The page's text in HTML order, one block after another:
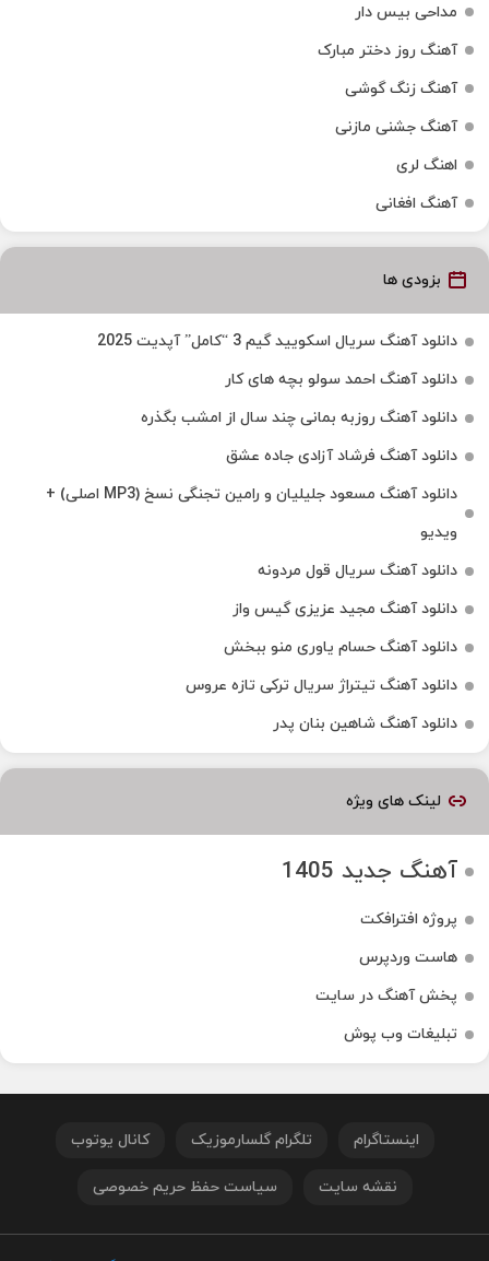
مداحی بیس دار
آهنگ روز دختر مبارک
آهنگ زنگ گوشی
آهنگ جشنی مازنی
اهنگ لری
آهنگ افغانی
بزودی ها
دانلود آهنگ سریال اسکویید گیم 3 “کامل” آپدیت 2025
دانلود آهنگ احمد سولو بچه های کار
دانلود آهنگ روزبه بمانی چند سال از امشب بگذره
دانلود آهنگ فرشاد آزادی جاده عشق
دانلود آهنگ مسعود جلیلیان و رامین تجنگی نسخ (MP3 اصلی) +
ویدیو
دانلود آهنگ سریال قول مردونه
دانلود آهنگ مجید عزیزی گیس واز
دانلود آهنگ حسام یاوری منو ببخش
دانلود آهنگ تیتراژ سریال ترکی تازه عروس
دانلود آهنگ شاهین بنان پدر
لینک های ویژه
آهنگ جدید 1405
پروژه افترافکت
هاست وردپرس
پخش آهنگ در سایت
تبلیغات وب پوش
اینستاگرام تلگرام گلسارموزیک کانال یوتوب
نقشه سایت سیاست حفظ حریم خصوصی